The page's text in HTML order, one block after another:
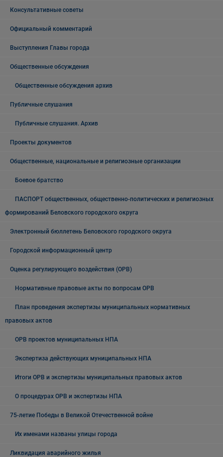
Консультативные советы
Официальный комментарий
Выступления Главы города
Общественные обсуждения
Общественные обсуждения архив
Публичные слушания
Публичные слушания. Архив
Проекты документов
Общественные, национальные и религиозные организации
Боевое братство
ПАСПОРТ общественных, общественно-политических и религиозных
формирований Беловского городского округа
Электронный бюллетень Беловского городского округа
Городской информационный центр
Оценка регулирующего воздействия (ОРВ)
Нормативные правовые акты по вопросам ОРВ
План проведения экспертизы муниципальных нормативных
правовых актов
ОРВ проектов муниципальных НПА
Экспертиза действующих муниципальных НПА
Итоги ОРВ и экспертизы муниципальных правовых актов
О процедурах ОРВ и экспертизы НПА
75-летие Победы в Великой Отечественной войне
Их именами названы улицы города
Ликвидация аварийного жилья